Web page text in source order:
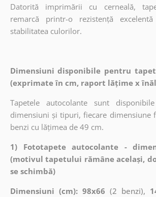
Datorită imprimării cu cerneală,
remarcă printr-o rezistență
stabilitatea culorilor.
Dimensiuni disponibile pentru
(exprimate în cm, raport lățime x
Tapetele autocolante sunt
dimensiuni și tipuri, fiecare dimensiune
benzi cu lățimea de 49 cm.
1) Fototapete autocolante -
(motivul tapetului rămâne același,
se schimbă)
Dimensiuni (cm): 98x66 (2 benzi),